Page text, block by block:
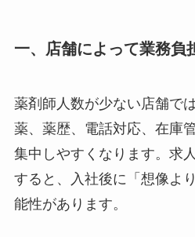
一、店舗によって業務負
薬剤師人数が少ない店舗で
薬、薬歴、電話対応、在庫
集中しやすくなります。求
すると、入社後に「想像よ
能性があります。